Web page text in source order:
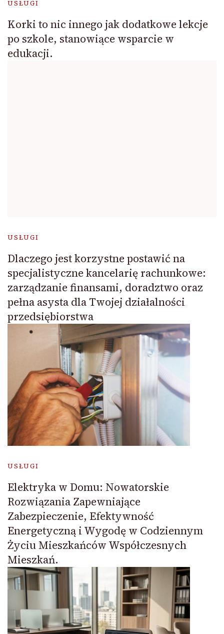
USŁUGI
Korki to nic innego jak dodatkowe lekcje
po szkole, stanowiące wsparcie w
edukacji.
USŁUGI
Dlaczego jest korzystne postawić na
specjalistyczne kancelarię rachunkowe:
zarządzanie finansami, doradztwo oraz
pełna asysta dla Twojej działalności
przedsiębiorstwa
USŁUGI
Elektryka w Domu: Nowatorskie
Rozwiązania Zapewniające
Zabezpieczenie, Efektywność
Energetyczną i Wygodę w Codziennym
Życiu Mieszkańców Współczesnych
Mieszkań.